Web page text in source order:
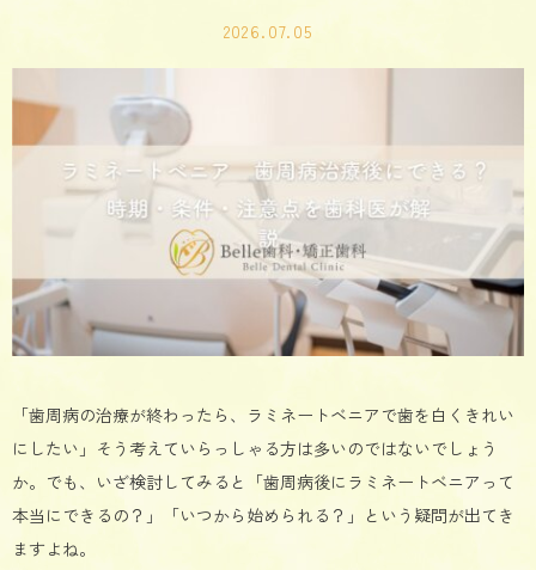
2026.07.05
「歯周病の治療が終わったら、ラミネートベニアで歯を白くきれい
にしたい」そう考えていらっしゃる方は多いのではないでしょう
か。でも、いざ検討してみると「歯周病後にラミネートベニアって
本当にできるの？」「いつから始められる？」という疑問が出てき
ますよね。